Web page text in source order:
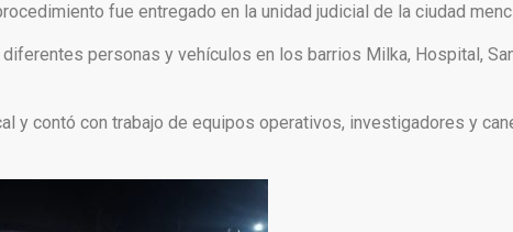
fue entregado en la unidad judicial de la ciudad
personas y vehículos en los barrios Milka, Hospital,
y contó con trabajo de equipos operativos, investigadores y